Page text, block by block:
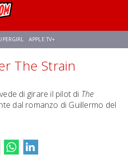
APPLE TV+
STAR TREK AVENGERS: DOOMSDAY
GOODING
The Strain
di girare il pilot di The
dal romanzo di Guillermo del